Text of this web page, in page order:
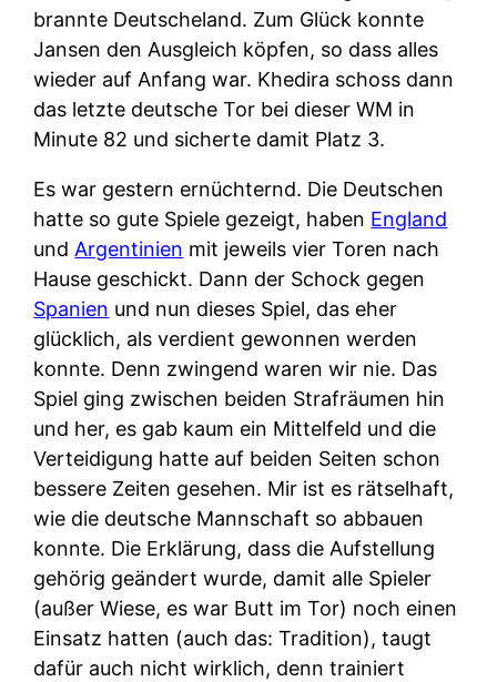
brannte Deutscheland. Zum Glück konnte
Jansen den Ausgleich köpfen, so dass alles
wieder auf Anfang war. Khedira schoss dann
das letzte deutsche Tor bei dieser WM in
Minute 82 und sicherte damit Platz 3.
Es war gestern ernüchternd. Die Deutschen
hatte so gute Spiele gezeigt, haben England
und Argentinien mit jeweils vier Toren nach
Hause geschickt. Dann der Schock gegen
Spanien und nun dieses Spiel, das eher
glücklich, als verdient gewonnen werden
konnte. Denn zwingend waren wir nie. Das
Spiel ging zwischen beiden Strafräumen hin
und her, es gab kaum ein Mittelfeld und die
Verteidigung hatte auf beiden Seiten schon
bessere Zeiten gesehen. Mir ist es rätselhaft,
wie die deutsche Mannschaft so abbauen
konnte. Die Erklärung, dass die Aufstellung
gehörig geändert wurde, damit alle Spieler
(außer Wiese, es war Butt im Tor) noch einen
Einsatz hatten (auch das: Tradition), taugt
dafür auch nicht wirklich, denn trainiert